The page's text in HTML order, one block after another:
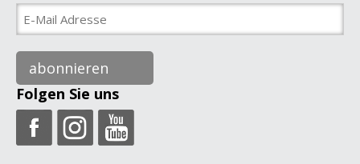
abonnieren
Folgen Sie uns